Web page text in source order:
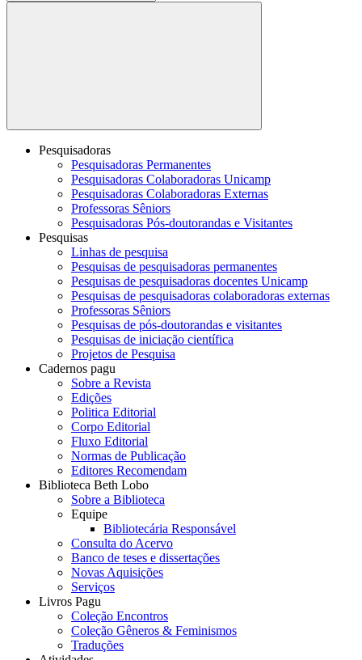
Buscar
Pesquisadoras
Pesquisadoras Permanentes
Pesquisadoras Colaboradoras Unicamp
Pesquisadoras Colaboradoras Externas
Professoras Sêniors
Pesquisadoras Pós-doutorandas e Visitantes
Pesquisas
Linhas de pesquisa
Pesquisas de pesquisadoras permanentes
Pesquisas de pesquisadoras docentes Unicamp
Pesquisas de pesquisadoras colaboradoras externas
Professoras Sêniors
Pesquisas de pós-doutorandas e visitantes
Pesquisas de iniciação científica
Projetos de Pesquisa
Cadernos pagu
Sobre a Revista
Edições
Politica Editorial
Corpo Editorial
Fluxo Editorial
Normas de Publicação
Editores Recomendam
Biblioteca Beth Lobo
Sobre a Biblioteca
Equipe
Bibliotecária Responsável
Consulta do Acervo
Banco de teses e dissertações
Novas Aquisições
Serviços
Livros Pagu
Coleção Encontros
Coleção Gêneros & Feminismos
Traduções